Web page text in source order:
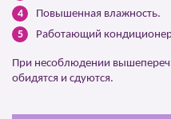
Повышенная влажность.
Работающий
При несоблюдении
обидятся и сдуются.